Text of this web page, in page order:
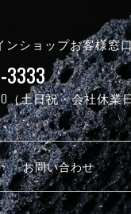
ンショップお客様窓
3333
（土日祝・会社休業
お問い合わせ